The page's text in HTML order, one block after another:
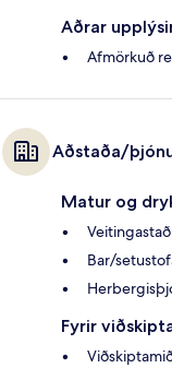
Aðrar
Afmörkuð
Aðstaða/
Matur og
Bar/
Fyrir